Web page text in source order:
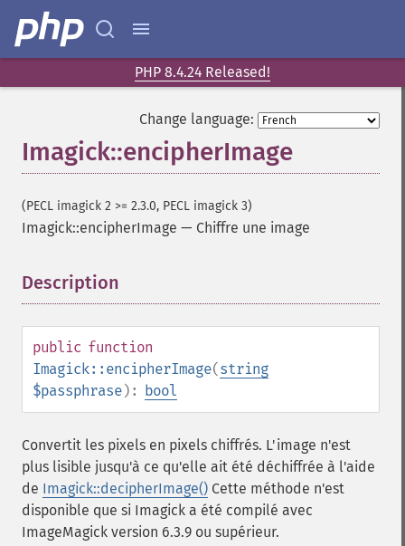
PHP 8.4.24 Released!
Change language:
Imagick::encipherImage
(PECL imagick 2 >= 2.3.0, PECL imagick 3)
Imagick::encipherImage — Chiffre une image
Description
public function
Imagick::encipherImage(string
$passphrase): bool
Convertit les pixels en pixels chiffrés. L'image n'est
plus lisible jusqu'à ce qu'elle ait été déchiffrée à l'aide
de Imagick::decipherImage() Cette méthode n'est
disponible que si Imagick a été compilé avec
ImageMagick version 6.3.9 ou supérieur.